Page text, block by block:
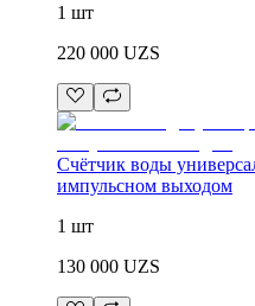
1 шт
220 000 UZS
Счётчик воды
импульсном выходом
1 шт
130 000 UZS